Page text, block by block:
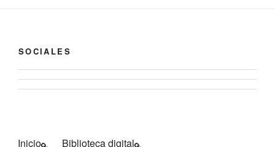
SOCIALES
Ver
de
Ver
Inicio Biblioteca digital